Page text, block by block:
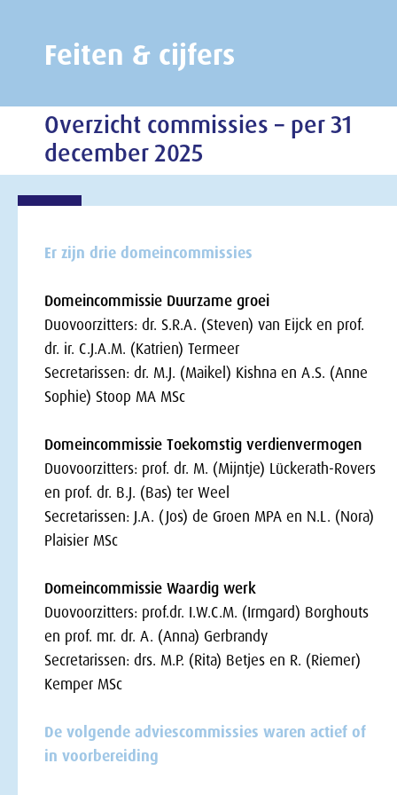
Feiten & cijfers
Overzicht commissies – per 31
december 2025
Er zijn drie domeincommissies
Domeincommissie Duurzame groei
Duovoorzitters: dr. S.R.A. (Steven) van Eijck en prof.
dr. ir. C.J.A.M. (Katrien) Termeer
Secretarissen: dr. M.J. (Maikel) Kishna en A.S. (Anne
Sophie) Stoop MA MSc
Domeincommissie Toekomstig verdienvermogen
Duovoorzitters: prof. dr. M. (Mijntje) Lückerath-Rovers
en prof. dr. B.J. (Bas) ter Weel
Secretarissen: J.A. (Jos) de Groen MPA en N.L. (Nora)
Plaisier MSc
Domeincommissie Waardig werk
Duovoorzitters: prof.dr. I.W.C.M. (Irmgard) Borghouts
en prof. mr. dr. A. (Anna) Gerbrandy
Secretarissen: drs. M.P. (Rita) Betjes en R. (Riemer)
Kemper MSc
De volgende adviescommissies waren actief of
in voorbereiding